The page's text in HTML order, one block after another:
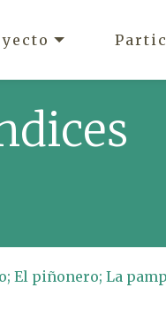
El piñonero; La